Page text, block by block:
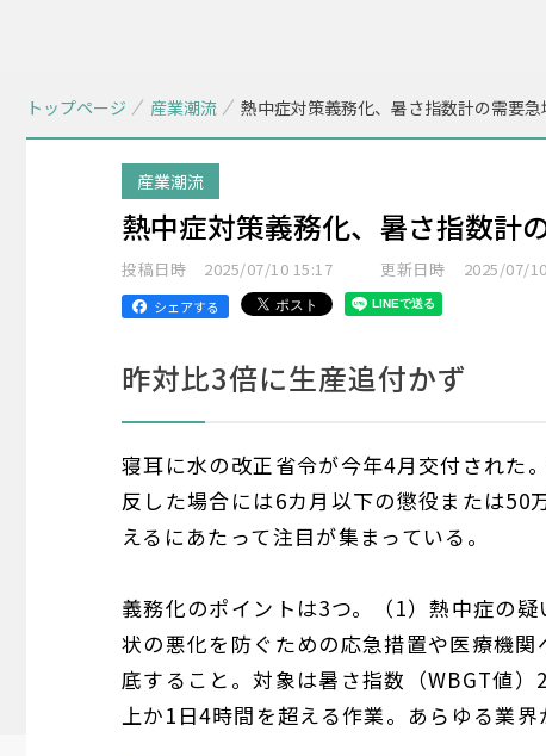
トップページ 産業潮流 熱中症対策義務化、暑さ指数計の需要急
産業潮流
熱中症対策義務化、暑さ指数計
投稿日時 2025/07/10 15:17 更新日時 2025/07/
シェアする
昨対比3倍に生産追付かず
寝耳に水の改正省令が今年4月交付された
反した場合には6カ月以下の懲役または50
えるにあたって注目が集まっている。
義務化のポイントは3つ。（1）熱中症の
状の悪化を防ぐための応急措置や医療機
底すること。対象は暑さ指数（WBGT値
上か1日4時間を超える作業。あらゆる業界